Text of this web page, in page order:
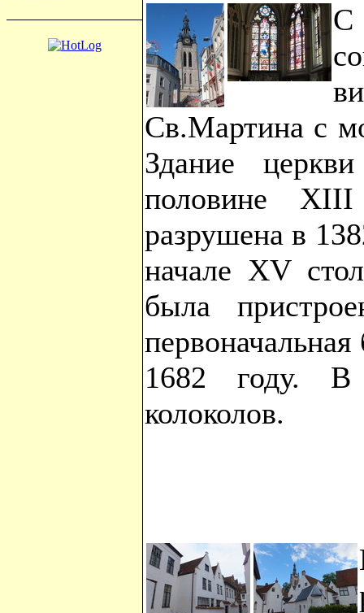
Св.Мартина с
Здание
половине
разрушена в
начале XV
была
1682 году. В
колоколов.